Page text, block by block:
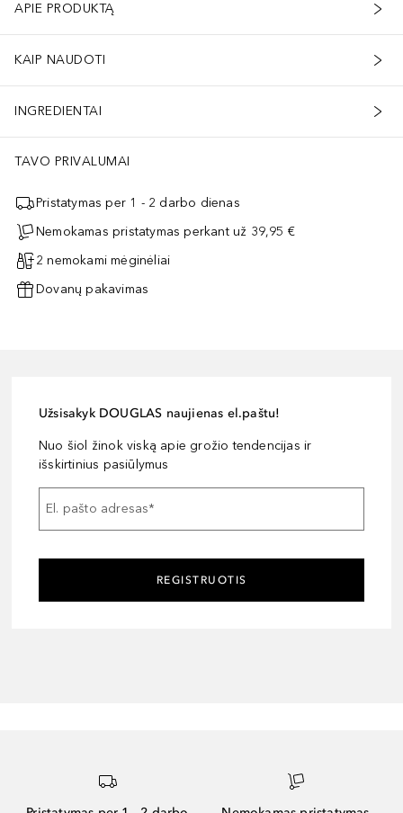
APIE PRODUKTĄ
KAIP NAUDOTI
INGREDIENTAI
TAVO PRIVALUMAI
Pristatymas per 1 - 2 darbo dienas
Nemokamas pristatymas perkant už 39,95 €
2 nemokami mėginėliai
Dovanų pakavimas
Užsisakyk DOUGLAS naujienas el.paštu!
Nuo šiol žinok viską apie grožio tendencijas ir
išskirtinius pasiūlymus
El. pašto adresas*
REGISTRUOTIS